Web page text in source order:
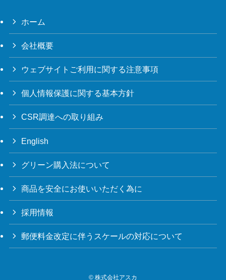
ホーム
会社概要
ウェブサイトご利用に関する注意事項
個人情報保護に関する基本方針
CSR調達への取り組み
English
グリーン購入法について
商品を安全にお使いいただく為に
採用情報
郵便料金改定に伴うスケールの対応について
© 株式会社アスカ